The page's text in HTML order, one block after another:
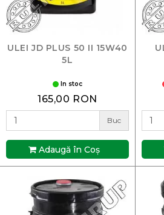
ULEI JD PLUS 50 II 15W40
5L
In stoc
165,00 RON
Buc
Adaugă în Coş